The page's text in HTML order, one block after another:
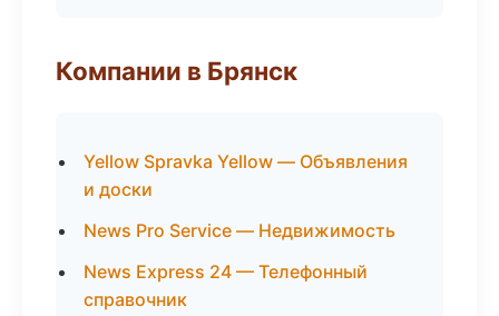
Компании в Брянск
Yellow Spravka Yellow — Объявления
и доски
News Pro Service — Недвижимость
News Express 24 — Телефонный
справочник